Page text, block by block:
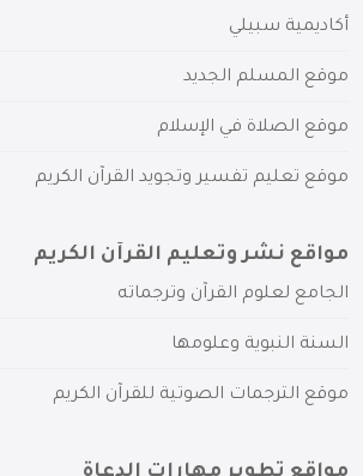
أكاديمية سبيلي
موقع المسلم الجديد
موقع الصلاة في الإسلام
موقع تعليم تفسير وتجويد القرآن الكريم
مواقع نشر وتعليم القرآن الكريم
الجامع لعلوم القرآن وترجماته
السنة النبوية وعلومها
موقع الترجمات الصوتية للقرآن الكريم